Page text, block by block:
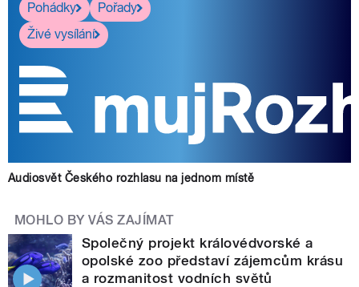
Pohádky
Pořady
Živé vysílání
Audiosvět Českého rozhlasu na jednom místě
MOHLO BY VÁS ZAJÍMAT
Společný projekt královédvorské a
opolské zoo představí zájemcům krásu
a rozmanitost vodních světů